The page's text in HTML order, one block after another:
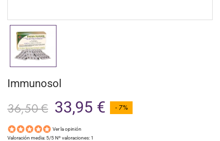
Immunosol
36,50 € 33,95 € - 7%
Ver la opinión
Valoración media:5/5 Nº valoraciones:1